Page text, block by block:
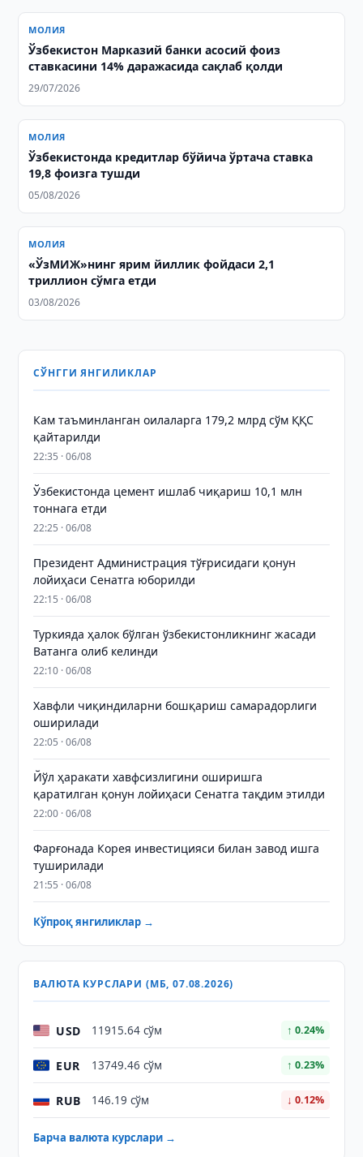
МОЛИЯ
Ўзбекистон Марказий банки асосий фоиз
ставкасини 14% даражасида сақлаб қолди
29/07/2026
МОЛИЯ
Ўзбекистонда кредитлар бўйича ўртача ставка
19,8 фоизга тушди
05/08/2026
МОЛИЯ
«ЎзМИЖ»нинг ярим йиллик фойдаси 2,1
триллион сўмга етди
03/08/2026
СЎНГГИ ЯНГИЛИКЛАР
Кам таъминланган оилаларга 179,2 млрд сўм ҚҚС
қайтарилди
22:35 · 06/08
Ўзбекистонда цемент ишлаб чиқариш 10,1 млн
тоннага етди
22:25 · 06/08
Президент Администрация тўғрисидаги қонун
лойиҳаси Сенатга юборилди
22:15 · 06/08
Туркияда ҳалок бўлган ўзбекистонликнинг жасади
Ватанга олиб келинди
22:10 · 06/08
Хавфли чиқиндиларни бошқариш самарадорлиги
оширилади
22:05 · 06/08
Йўл ҳаракати хавфсизлигини оширишга
қаратилган қонун лойиҳаси Сенатга тақдим этилди
22:00 · 06/08
Фарғонада Корея инвестицияси билан завод ишга
туширилади
21:55 · 06/08
Кўпроқ янгиликлар →
ВАЛЮТА КУРСЛАРИ (МБ, 07.08.2026)
USD 11915.64 сўм ↑ 0.24%
EUR 13749.46 сўм ↑ 0.23%
RUB 146.19 сўм ↓ 0.12%
Барча валюта курслари →